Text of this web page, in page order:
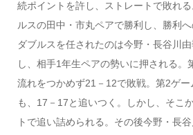
続ポイントを許し、ストレートで敗れ
ルスの田中・市丸ペアで勝利し、勝利
ダブルスを任されたのは今野・長谷川
し、相手1年生ペアの勢いに押される。
流れをつかめず21－12で敗戦。第2ゲ
も、17－17と追いつく。しかし、そこ
トで追い詰められる。その後今野・長